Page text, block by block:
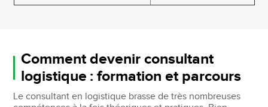
Comment devenir consultant
logistique : formation et parcours
Le consultant en logistique brasse de très nombreuses